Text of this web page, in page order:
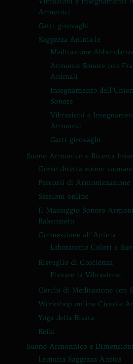
Armonici
Gatti girovaghi
Saggezza Anima-le
Meditazione
Armonie Sonore con
Animali
Insegnamento
Sonore
Vibrazioni e
Armonici
Gatti girovaghi
Suono Armonico e Ricerca
Corso diretta zoom:
Percorsi di Armonizzazione
Sessioni online
Il Massaggio Sonoro
Rabenstein
Connessione all’Anima
Laboratorio Colori e
Risveglio di Coscienza
Elevare la Vibrazione
Cerchi di Meditazione con
Workshop online Ciotole
Yoga della Risata
Reiki
Suono Armonnico e
Lemuria Saggezza Antica